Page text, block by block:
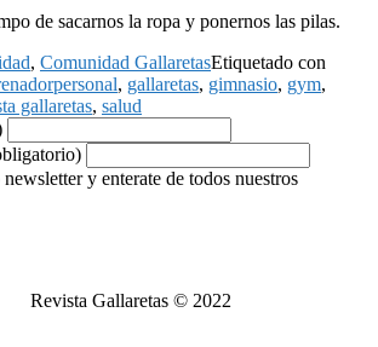
de sacarnos la ropa y ponernos las pilas.
, Comunidad GallaretasEtiquetado con
, gallaretas, gimnasio, gym,
gallaretas, salud
newsletter y enterate de todos nuestros
Revista Gallaretas © 2022